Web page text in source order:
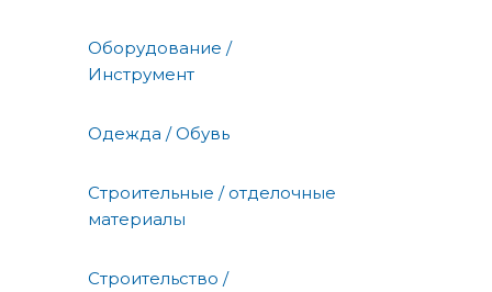
Оборудование /
Инструмент
Одежда / Обувь
Строительные / отделочные
материалы
Строительство /